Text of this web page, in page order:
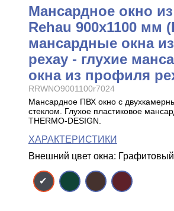
Мансардное окно
Rehau 900x1100 мм
мансардные окна
рехау - глухие
окна из профиля
RRWNO9001100r7024
Мансардное ПВХ окно с
стеклом. Глухое пластиковое
THERMO-DESIGN.
ХАРАКТЕРИСТИКИ
Внешний цвет окна: